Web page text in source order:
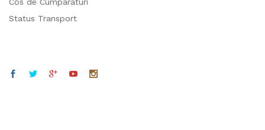
Cos de Cumparaturi
Status Transport